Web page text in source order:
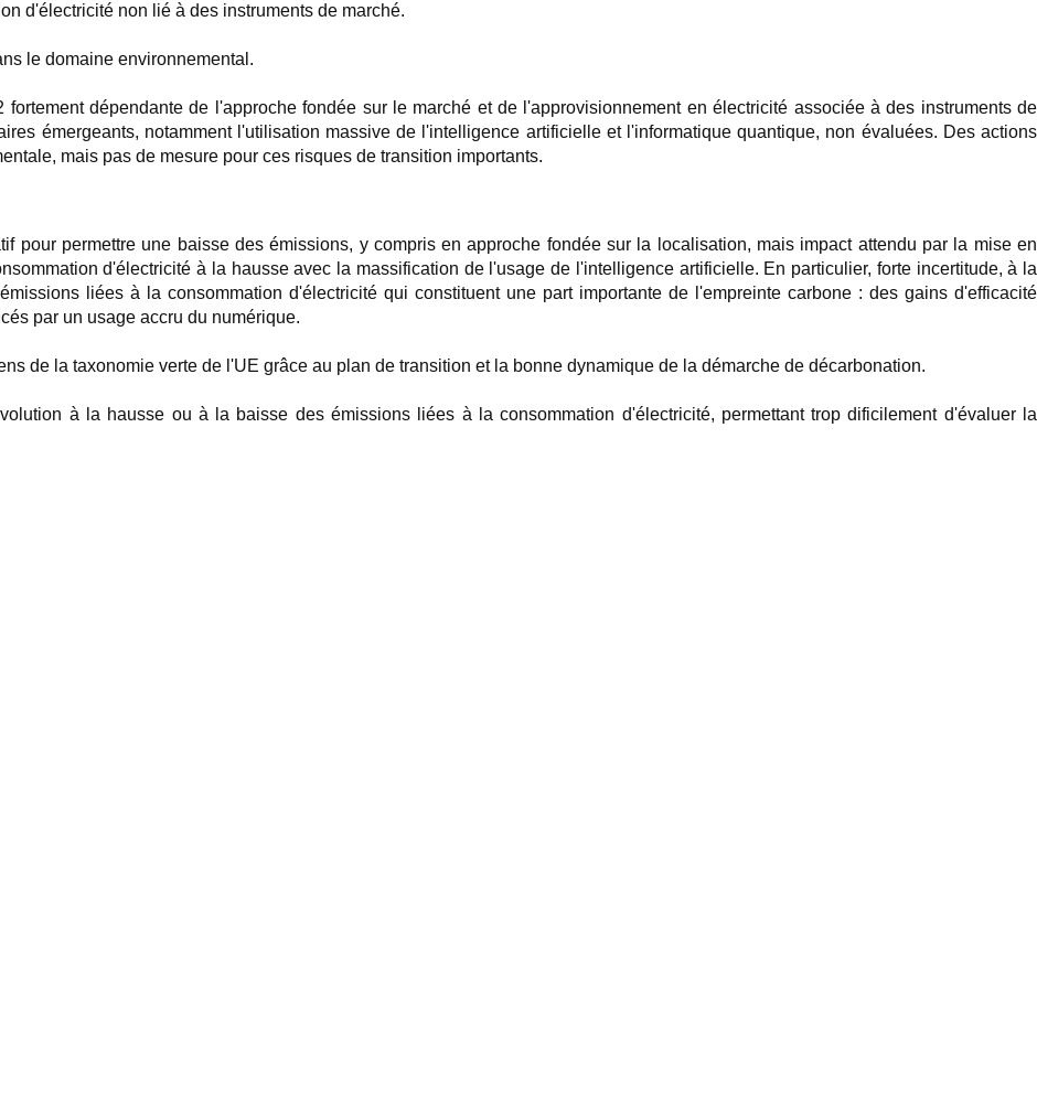
d'électricité non lié à des instruments de marché.
le domaine environnemental.
dépendante de l'approche fondée sur le marché et de l'approvisionnement en électricité associée à des instruments de
émergeants, notamment l'utilisation massive de l'intelligence artificielle et l'informatique quantique, non évaluées. Des actions
mais pas de mesure pour ces risques de transition importants.
pour permettre une baisse des émissions, y compris en approche fondée sur la localisation, mais impact attendu par la mise en
d'électricité à la hausse avec la massification de l'usage de l'intelligence artificielle. En particulier, forte incertitude, à la
liées à la consommation d'électricité qui constituent une part importante de l'empreinte carbone : des gains d'efficacité
par un usage accru du numérique.
de la taxonomie verte de l'UE grâce au plan de transition et la bonne dynamique de la démarche de décarbonation.
à la hausse ou à la baisse des émissions liées à la consommation d'électricité, permettant trop dificilement d'évaluer la